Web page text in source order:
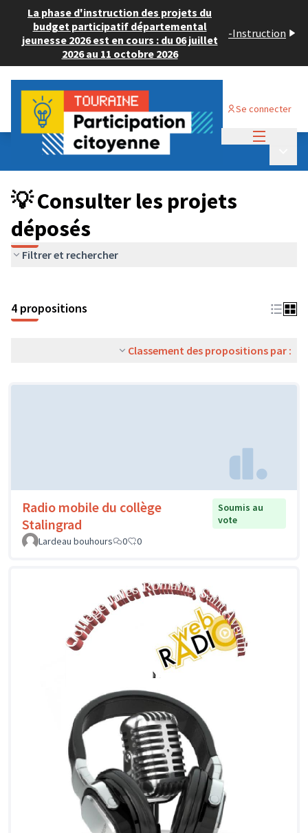
La phase d'instruction des projets du
budget participatif départemental
jeunesse 2026 est en cours : du 06 juillet
2026 au 11 octobre 2026
-Instruction
Se connecter
Budget Participatif JEUNESSE 2024
💡 Consulter les projets déposés
💡 Consulter les projets
déposés
Filtrer et rechercher
4 propositions
Classement des propositions par :
Radio mobile du collège
Stalingrad
Soumis au
vote
Lardeau bouhours
0 0